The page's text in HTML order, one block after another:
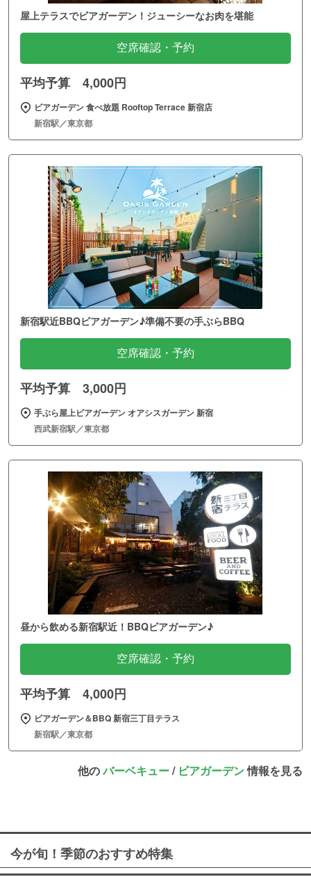
屋上テラスでビアガーデン！ジューシーなお肉を堪能
空席確認・予約
平均予算 4,000円
ビアガーデン 食べ放題 Rooftop Terrace 新宿店
新宿駅／東京都
新宿駅近BBQビアガーデン♪準備不要の手ぶらBBQ
空席確認・予約
平均予算 3,000円
手ぶら屋上ビアガーデン オアシスガーデン 新宿
西武新宿駅／東京都
昼から飲める新宿駅近！BBQビアガーデン♪
空席確認・予約
平均予算 4,000円
ビアガーデン＆BBQ 新宿三丁目テラス
新宿駅／東京都
他のバーベキュー/ ビアガーデン情報を見る
今が旬！季節のおすすめ特集